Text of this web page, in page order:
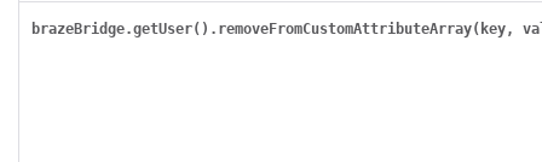
brazeBridge.getUser().removeFromCustomAttributeArray(key,